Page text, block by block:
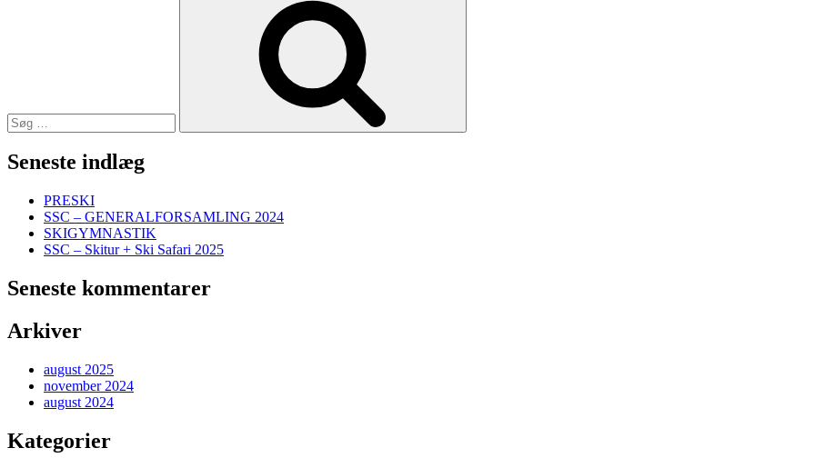
Seneste indlæg
PRESKI
SSC – GENERALFORSAMLING 2024
SKIGYMNASTIK
SSC – Skitur + Ski Safari 2025
Seneste kommentarer
Arkiver
august 2025
november 2024
august 2024
Kategorier